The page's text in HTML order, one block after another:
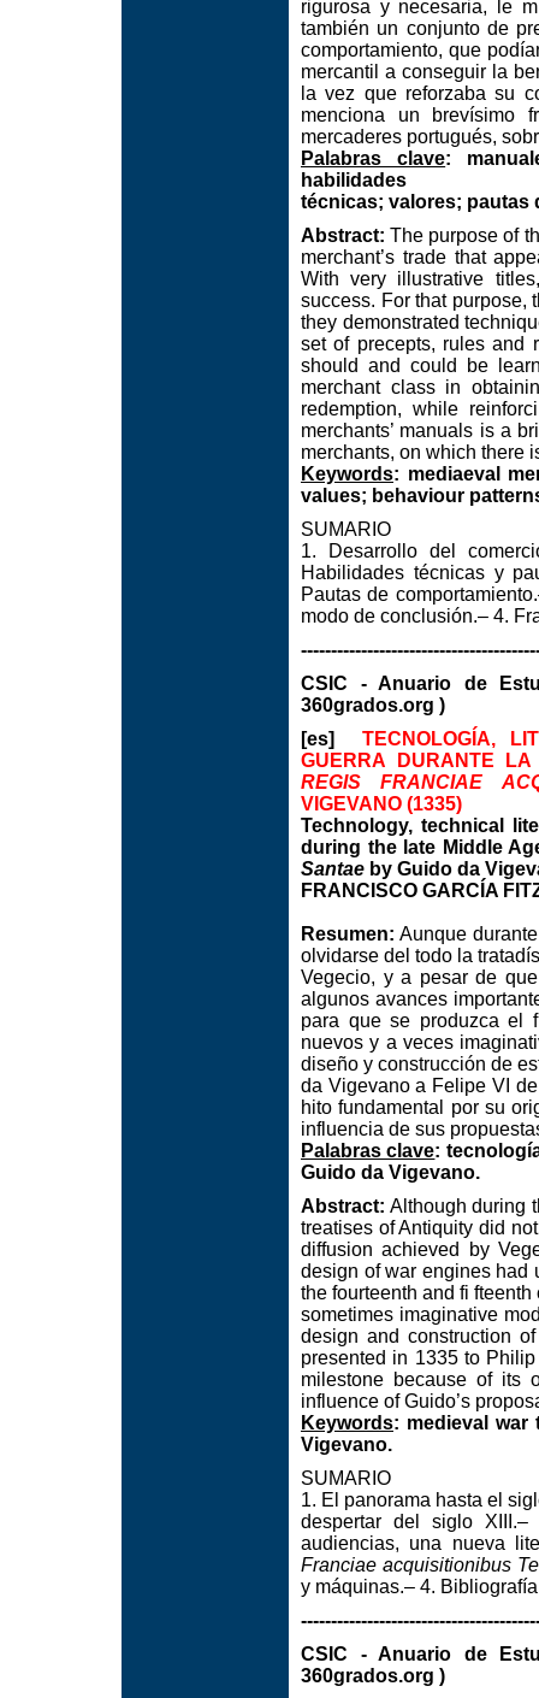
rigurosa y necesaria, le
también un conjunto de
comportamiento, que
mercantil a conseguir la
la vez que reforzaba su
menciona un brevísimo
mercaderes portugués,
Palabras clave:
habilidades
técnicas; valores; pautas
Abstract: The purpose of
merchant’s trade that
With very illustrative
success. For that purpose,
they demonstrated
set of precepts, rules and
should and could be
merchant class in
redemption, while
merchants’ manuals is a
merchants, on which there
Keywords: mediaeval
values; behaviour
SUMARIO
1. Desarrollo del
Habilidades técnicas y
Pautas de
modo de conclusión.– 4.
CSIC - Anuario de
360grados.org )
[es]TECNOLOGÍA,
GUERRA DURANTE
REGIS FRANCIAE
VIGEVANO (1335)
Technology, technical
during the late Middle
Santae by Guido da
FRANCISCO GARCÍA
Resumen: Aunque
olvidarse del todo la
Vegecio, y a pesar de
algunos avances
para que se produzca el
nuevos y a veces
diseño y construcción de
da Vigevano a Felipe VI
hito fundamental por su
influencia de sus
Palabras clave:
Guido da Vigevano.
Abstract: Although during
treatises of Antiquity did
diffusion achieved by
design of war engines had
the fourteenth and fi
sometimes imaginative
design and construction
presented in 1335 to
milestone because of its
influence of Guido’s
Keywords: medieval war
Vigevano.
SUMARIO
1. El panorama hasta el
despertar del siglo
audiencias, una nueva
Franciae acquisitionibus
y máquinas.– 4.
CSIC - Anuario de
360grados.org )